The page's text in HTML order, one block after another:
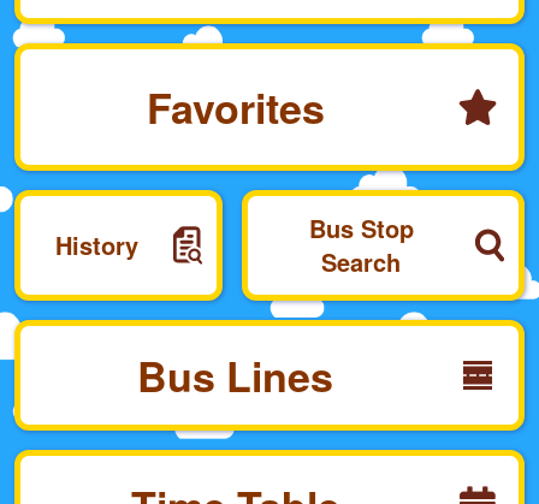
Favorites
History
Bus Stop
Search
Bus Lines